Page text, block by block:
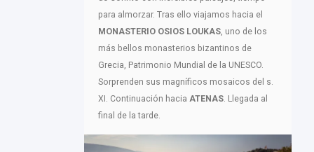
para almorzar. Tras ello viajamos hacia el
MONASTERIO OSIOS LOUKAS, uno de los
más bellos monasterios bizantinos de
Grecia, Patrimonio Mundial de la UNESCO.
Sorprenden sus magníficos mosaicos del s.
XI. Continuación hacia ATENAS. Llegada al
final de la tarde.